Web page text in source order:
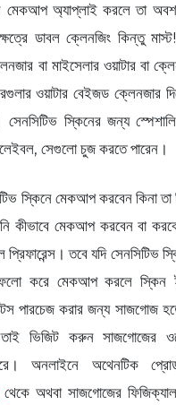
মেকআপ অ্যাপ্লাই করলে তা
ডাবল ক্লেনজিং কিন্তু
বা মাইসেলার ওয়াটার বা
ওয়াটার বেইজড ক্লেনজার
স্কিনের জন্য স্পেশালি
সেগুলো চুজ করতে পারেন।
স্কিনে মেকআপ করবেন কিনা তা
মেকআপ করবেন বা
তবে যদি সেনসিটিভ
করে মেকআপ করলে স্কিন
পারচেজ করার জন্য সাজগোজ
ভিজিট করুন সাজগোজের
অনলাইনে অথেনটিক
অথবা সাজগোজের